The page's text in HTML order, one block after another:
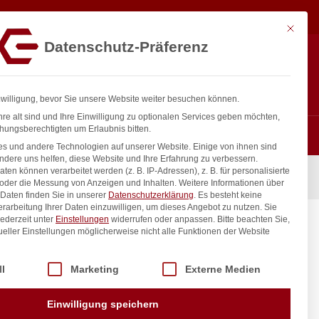
HENDI, Profi Line, GN 2/3, 354x325mm
inkl. / exkl. MwSt.
In den Warenkorb
Mit
Datenschutz-Präferenz
bevor Sie unsere Website weiter besuchen können.
alt sind und Ihre Einwilligung zu optionalen Services geben möchten,
um Erlaubnis bitten.
und andere Technologien auf unserer Website. Einige von ihnen sind
uns helfen, diese Website und Ihre Erfahrung zu verbessern.
können verarbeitet werden (z. B. IP-Adressen), z. B. für personalisierte
die Messung von Anzeigen und Inhalten. Weitere Informationen über
finden Sie in unserer Datenschutzerklärung. Es besteht keine
Ihrer Daten einzuwilligen, um dieses Angebot zu nutzen. Sie
unter Einstellungen widerrufen oder anpassen. Bitte beachten Sie,
Einstellungen möglicherweise nicht alle Funktionen der Website
Service-Gruppen, für die eine Einwilligung erteilt werden kann.
Marketing Externe Medien
Einwilligung speichern